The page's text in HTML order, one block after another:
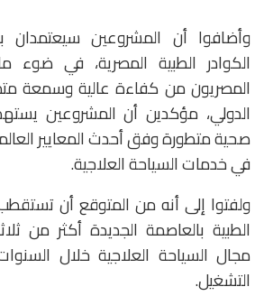
وأضافوا أن المشروعين سيعتمدان
الكوادر الطبية المصرية، في ضوء
المصريون من كفاءة عالية وسمعة
الدولي، مؤكدين أن المشروعين
صحية متطورة وفق أحدث المعايير
في خدمات السياحة العلاجية.
ولفتوا إلى أنه من المتوقع أن
الطبية بالعاصمة الجديدة أكثر من
مجال السياحة العلاجية خلال
التشغيل.